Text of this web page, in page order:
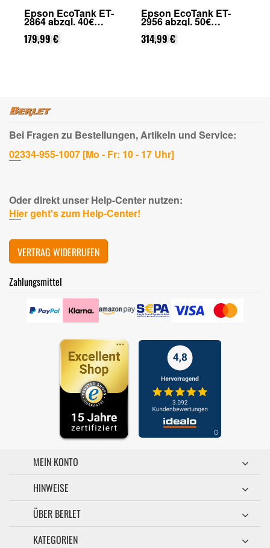
Epson EcoTank ET-
2864 abzgl. 40€
Cashback (von Epson
nach Registrierung)
179,99 €
Epson EcoTank ET-
2956 abzgl. 50€
Cashback (von Epson
nach Registrierung)
314,99 €
Bei Fragen zu Bestellungen, Artikeln und Service:
02334-955-1007 [Mo - Fr: 10 - 17 Uhr]
Oder direkt unser Help-Center nutzen:
Hier geht's zum Help-Center!
VERTRAG WIDERRUFEN
Zahlungsmittel
MEIN KONTO
HINWEISE
ÜBER BERLET
KATEGORIEN